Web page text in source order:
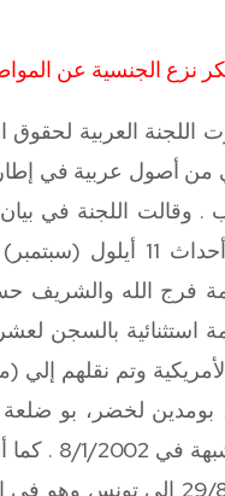
نزع الجنسية عن
اللجنة العربية لحقوق
من أصول عربية في
وقالت اللجنة في
الحكومة البوسنية
بالسجن
وتم نقلهم إلي
لخضر، بو ضلعة
1/2002 .
كما